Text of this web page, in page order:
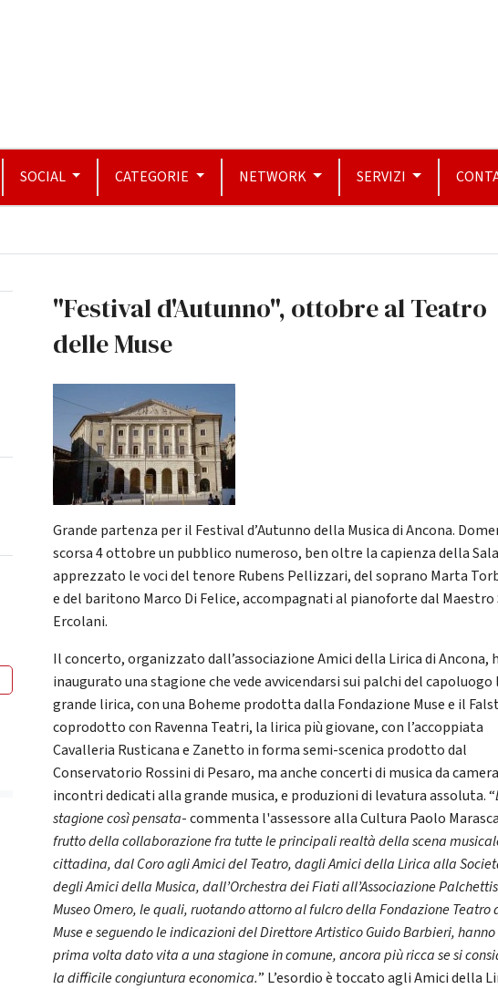
SOCIAL CATEGORIE NETWORK SERVIZI
"Festival d'Autunno", ottobre al Teatro
delle Muse
Grande partenza per il Festival d’Autunno della Musica di Ancona.
scorsa 4 ottobre un pubblico numeroso, ben oltre la capienza della
apprezzato le voci del tenore Rubens Pellizzari, del soprano Marta
e del baritono Marco Di Felice, accompagnati al pianoforte dal Maestro
Ercolani.
Il concerto, organizzato dall’associazione Amici della Lirica di Ancona,
inaugurato una stagione che vede avvicendarsi sui palchi del capoluogo
grande lirica, con una Boheme prodotta dalla Fondazione Muse e il
coprodotto con Ravenna Teatri, la lirica più giovane, con l’accoppiata
Cavalleria Rusticana e Zanetto in forma semi-scenica prodotto dal
Conservatorio Rossini di Pesaro, ma anche concerti di musica da
incontri dedicati alla grande musica, e produzioni di levatura assoluta. “
stagione così pensata- commenta l'assessore alla Cultura Paolo
frutto della collaborazione fra tutte le principali realtà della scena
cittadina, dal Coro agli Amici del Teatro, dagli Amici della Lirica alla
degli Amici della Musica, dall’Orchestra dei Fiati all’Associazione
Museo Omero, le quali, ruotando attorno al fulcro della Fondazione Teatro
Muse e seguendo le indicazioni del Direttore Artistico Guido Barbieri,
prima volta dato vita a una stagione in comune, ancora più ricca se si
la difficile congiuntura economica.” L’esordio è toccato agli Amici della